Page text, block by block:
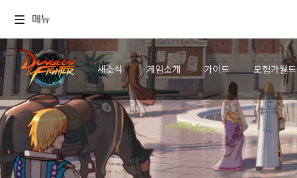
메뉴
새소식 게임소개 가이드 모험가월드